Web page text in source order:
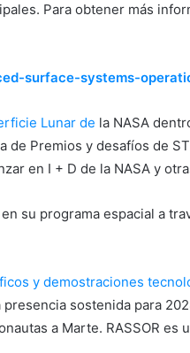
Para obtener más
surface-systems-
Lunar de la NASA
de Premios y desafíos de
en I + D de la NASA y
su programa espacial a
y demostraciones
sostenida para
a Marte. RASSOR